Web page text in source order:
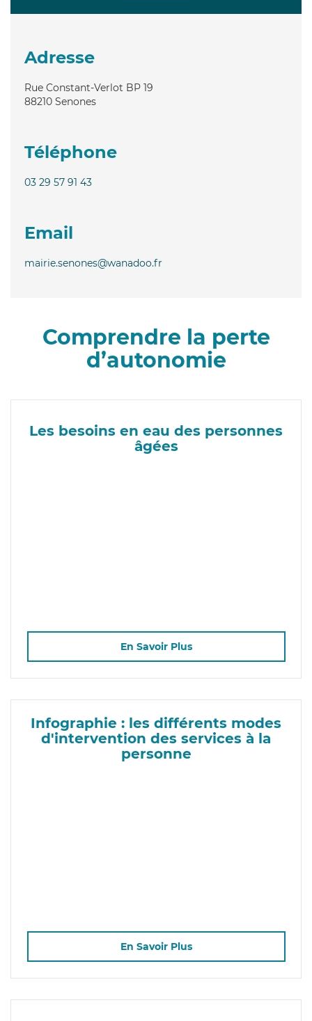
Adresse
Rue Constant-Verlot BP 19
88210 Senones
Téléphone
03 29 57 91 43
Email
mairie.senones@wanadoo.fr
Comprendre la perte
d’autonomie
Les besoins en eau des personnes
âgées
En Savoir Plus
Infographie : les différents modes
d'intervention des services à la
personne
En Savoir Plus